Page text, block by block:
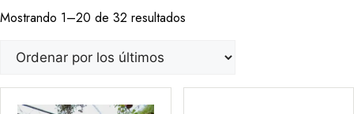
Mostrando 1–20 de 32 resultados